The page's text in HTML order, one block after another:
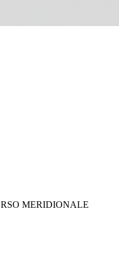
MERIDIONALE